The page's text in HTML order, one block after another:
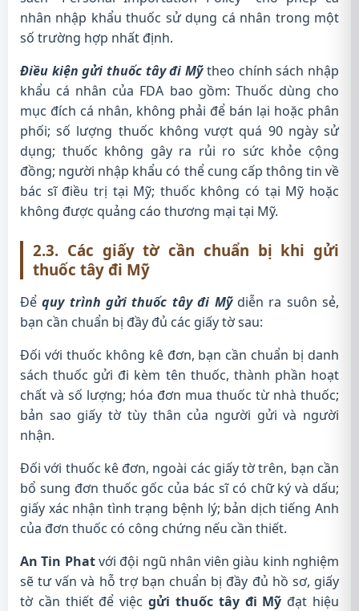
nhân nhập khẩu thuốc sử dụng cá nhân trong một
số trường hợp nhất định.
Điều kiện gửi thuốc tây đi Mỹtheo chính sách nhập
khẩu cá nhân của FDA bao gồm: Thuốc dùng cho
mục đích cá nhân, không phải để bán lại hoặc phân
phối; số lượng thuốc không vượt quá 90 ngày sử
dụng; thuốc không gây ra rủi ro sức khỏe cộng
đồng; người nhập khẩu có thể cung cấp thông tin về
bác sĩ điều trị tại Mỹ; thuốc không có tại Mỹ hoặc
không được quảng cáo thương mại tại Mỹ.
2.3. Các giấy tờ cần chuẩn bị khi gửi
thuốc tây đi Mỹ
Đểquy trình gửi thuốc tây đi Mỹdiễn ra suôn sẻ,
bạn cần chuẩn bị đầy đủ các giấy tờ sau:
Đối với thuốc không kê đơn, bạn cần chuẩn bị danh
sách thuốc gửi đi kèm tên thuốc, thành phần hoạt
chất và số lượng; hóa đơn mua thuốc từ nhà thuốc;
bản sao giấy tờ tùy thân của người gửi và người
nhận.
Đối với thuốc kê đơn, ngoài các giấy tờ trên, bạn cần
bổ sung đơn thuốc gốc của bác sĩ có chữ ký và dấu;
giấy xác nhận tình trạng bệnh lý; bản dịch tiếng Anh
của đơn thuốc có công chứng nếu cần thiết.
An Tin Phatvới đội ngũ nhân viên giàu kinh nghiệm
sẽ tư vấn và hỗ trợ bạn chuẩn bị đầy đủ hồ sơ, giấy
tờ cần thiết để việcgửi thuốc tây đi Mỹ đạt hiệu